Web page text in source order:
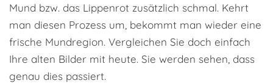
Mund bzw. das Lippenrot zusätzlich schmal. Kehrt
man diesen Prozess um, bekommt man wieder eine
frische Mundregion. Vergleichen Sie doch einfach
Ihre alten Bilder mit heute. Sie werden sehen, dass
genau dies passiert.